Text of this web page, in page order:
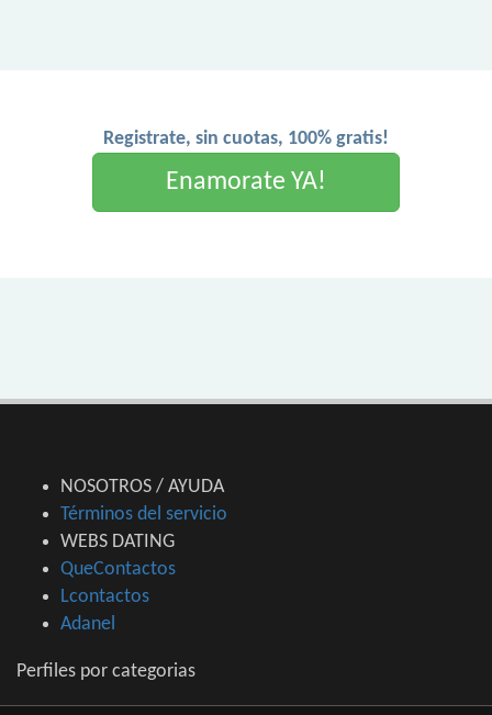
Registrate, sin cuotas, 100% gratis!
Enamorate YA!
NOSOTROS / AYUDA
Términos del servicio
WEBS DATING
QueContactos
Lcontactos
Adanel
Perfiles por categorias